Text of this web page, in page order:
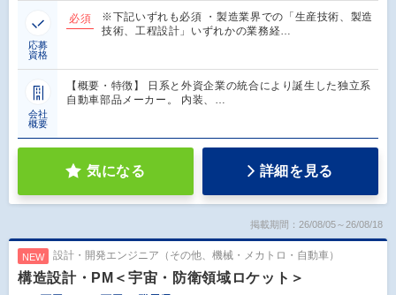
応募
資格
必須
※下記いずれも必須 ・製造業界での「生産技術、製造
技術、工程設計」いずれかの業務経…
会社
概要
【概要・特徴】 日系と外資企業の統合により誕生した独立系
自動車部品メーカー。 内装、…
気になる 詳細を見る
掲載期間：26/08/05～26/08/18
NEW 設計・開発エンジニア（その他、機械・メカトロ・自動車）
構造設計・PM＜宇宙・防衛領域ロケット＞